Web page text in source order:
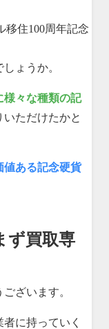
移住100周年記念
ょうか。
様々な種類の記
いただけたかと
値ある記念硬貨
ず買取専
ざいます。
に持っていく